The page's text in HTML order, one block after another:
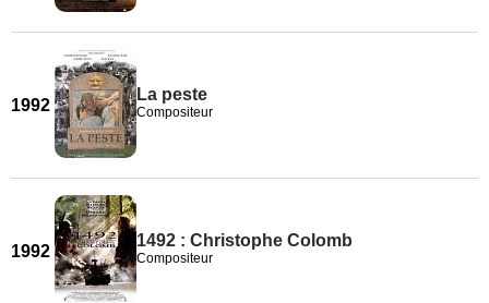
1992
La peste
Compositeur
1992
1492 : Christophe Colomb
Compositeur